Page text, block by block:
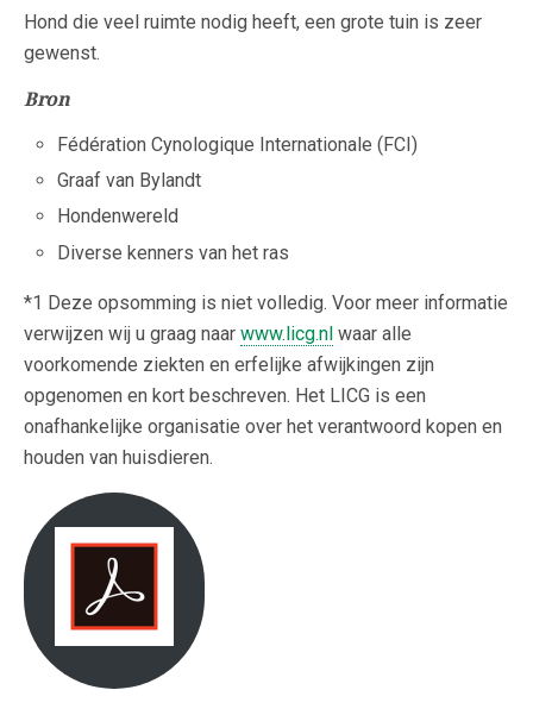
Hond die veel ruimte nodig heeft, een grote tuin is zeer
gewenst.
Bron
Fédération Cynologique Internationale (FCI)
Graaf van Bylandt
Hondenwereld
Diverse kenners van het ras
*1 Deze opsomming is niet volledig. Voor meer informatie
verwijzen wij u graag naar www.licg.nl waar alle
voorkomende ziekten en erfelijke afwijkingen zijn
opgenomen en kort beschreven. Het LICG is een
onafhankelijke organisatie over het verantwoord kopen en
houden van huisdieren.